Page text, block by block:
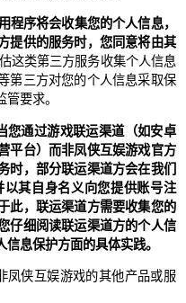
程序将会收集您的个人信息，
提供的服务时，您同意将由其
这类第三方服务收集个人信息
第三方对您的个人信息采取保
要求。
您通过游戏联运渠道（如安卓
平台）而非凤侠互娱游戏官方
时，部分联运渠道方会在我们
其自身名义向您提供账号注
此，联运渠道方需要收集您的
仔细阅读联运渠道方的个人信
息保护方面的具体实践。
凤侠互娱游戏的其他产品或服